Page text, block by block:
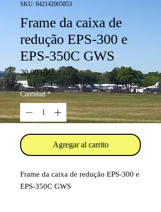
SKU: 842142005853
Frame da caixa de
redução EPS-300 e
EPS-350C GWS
20,00 BRLPrecio
Cantidad *
Agregar al carrito
Frame da caixa de redução EPS-300 e
EPS-350C GWS